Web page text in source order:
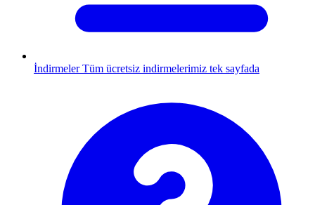
İndirmeler Tüm ücretsiz indirmelerimiz tek sayfada